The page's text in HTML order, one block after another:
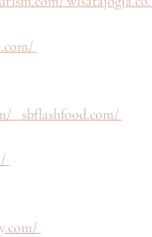
sbflashfood.com/